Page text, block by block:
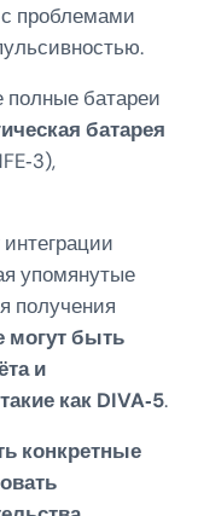
проблемами
полные батареи
батарея
упомянутые
получения
могут быть
и
как DIVA‑5.
конкретные